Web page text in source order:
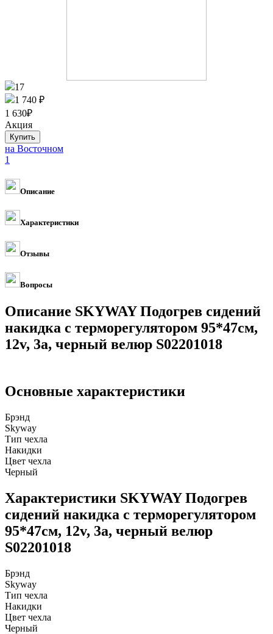
17
1 740 ₽
1 630₽
Акция
на Восточном
1
Описание
Характеристики
Отзывы
Вопросы
Описание SKYWAY Подогрев сидений
накидка с терморегулятором 95*47см,
12v, 3a, черный велюр S02201018
Основные характеристики
Брэнд
Skyway
Тип чехла
Накидки
Цвет чехла
Черный
Характеристики SKYWAY Подогрев
сидений накидка с терморегулятором
95*47см, 12v, 3a, черный велюр
S02201018
Брэнд
Skyway
Тип чехла
Накидки
Цвет чехла
Черный